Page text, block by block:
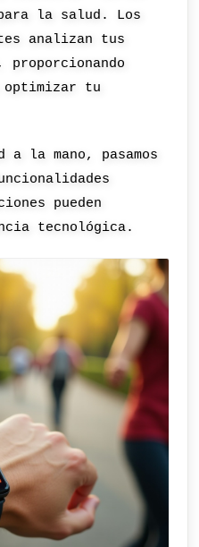
la salud. Los
analizan tus
proporcionando
tu
la mano, pasamos
pueden
tecnológica.